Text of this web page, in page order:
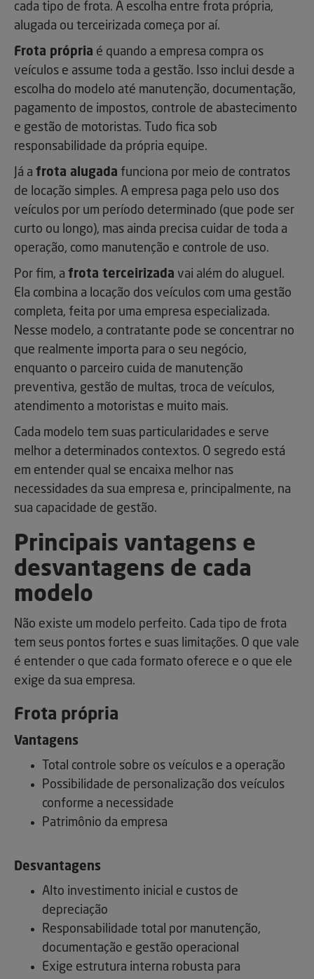
cada tipo de frota. A escolha entre frota própria,
alugada ou terceirizada começa por aí.
Frota própria é quando a empresa compra os
veículos e assume toda a gestão. Isso inclui desde a
escolha do modelo até manutenção, documentação,
pagamento de impostos, controle de abastecimento
e gestão de motoristas. Tudo fica sob
responsabilidade da própria equipe.
Já a frota alugada funciona por meio de contratos
de locação simples. A empresa paga pelo uso dos
veículos por um período determinado (que pode ser
curto ou longo), mas ainda precisa cuidar de toda a
operação, como manutenção e controle de uso.
Por fim, a frota terceirizada vai além do aluguel.
Ela combina a locação dos veículos com uma gestão
completa, feita por uma empresa especializada.
Nesse modelo, a contratante pode se concentrar no
que realmente importa para o seu negócio,
enquanto o parceiro cuida de manutenção
preventiva, gestão de multas, troca de veículos,
atendimento a motoristas e muito mais.
Cada modelo tem suas particularidades e serve
melhor a determinados contextos. O segredo está
em entender qual se encaixa melhor nas
necessidades da sua empresa e, principalmente, na
sua capacidade de gestão.
Principais vantagens e
desvantagens de cada
modelo
Não existe um modelo perfeito. Cada tipo de frota
tem seus pontos fortes e suas limitações. O que vale
é entender o que cada formato oferece e o que ele
exige da sua empresa.
Frota própria
Vantagens
Total controle sobre os veículos e a operação
Possibilidade de personalização dos veículos
conforme a necessidade
Patrimônio da empresa
Desvantagens
Alto investimento inicial e custos de
depreciação
Responsabilidade total por manutenção,
documentação e gestão operacional
Exige estrutura interna robusta para